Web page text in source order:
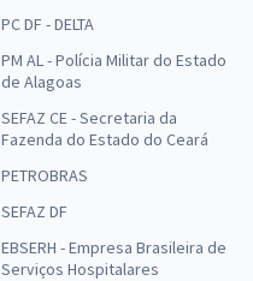
PC DF - DELTA
PM AL - Polícia Militar do Estado
de Alagoas
SEFAZ CE - Secretaria da
Fazenda do Estado do Ceará
PETROBRAS
SEFAZ DF
EBSERH - Empresa Brasileira de
Serviços Hospitalares